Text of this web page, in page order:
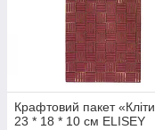
Крафтовий пакет
23 * 18 * 10 см ELISEY